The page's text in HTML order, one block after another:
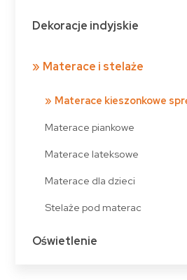
Dekoracje indyjskie
Materace i stelaże
Materace kieszonkowe
Materace piankowe
Materace lateksowe
Materace dla dzieci
Stelaże pod materac
Oświetlenie